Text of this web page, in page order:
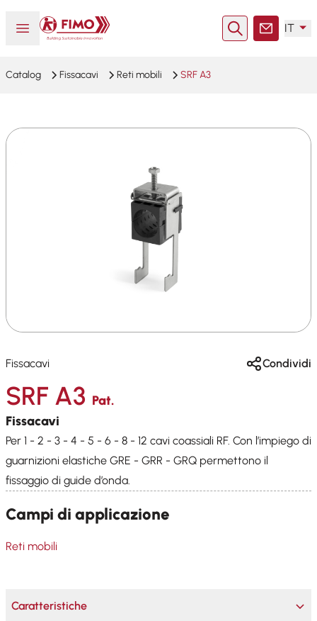
Aprire o chiudere il menu
Torna alla pagina iniziale
RicercaContatto
IT
Catalog Fissacavi Reti mobili SRF A3
Fissacavi Condividi
SRF A3 Pat.
Fissacavi
Per 1 - 2 - 3 - 4 - 5 - 6 - 8 - 12 cavi coassiali RF. Con l’impiego di
guarnizioni elastiche GRE - GRR - GRQ permettono il
fissaggio di guide d’onda.
Campi di applicazione
Reti mobili
Caratteristiche